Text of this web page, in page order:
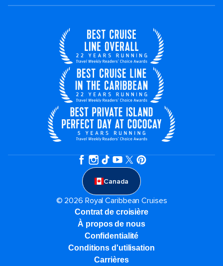
Canada
© 2026 Royal Caribbean Cruises
Contrat de croisière
À propos de nous
Confidentialité
Conditions d'utilisation
Carrières